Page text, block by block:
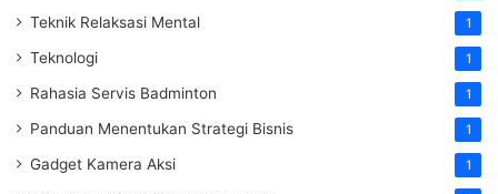
Teknik Relaksasi Mental 1
Teknologi 1
Rahasia Servis Badminton 1
Panduan Menentukan Strategi Bisnis 1
Gadget Kamera Aksi 1